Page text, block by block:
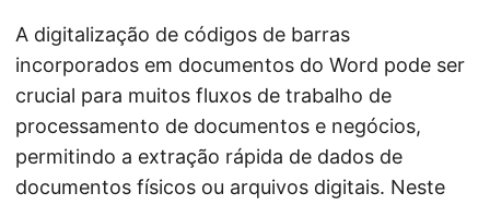
A digitalização de códigos de barras
incorporados em documentos do Word pode ser
crucial para muitos fluxos de trabalho de
processamento de documentos e negócios,
permitindo a extração rápida de dados de
documentos físicos ou arquivos digitais. Neste